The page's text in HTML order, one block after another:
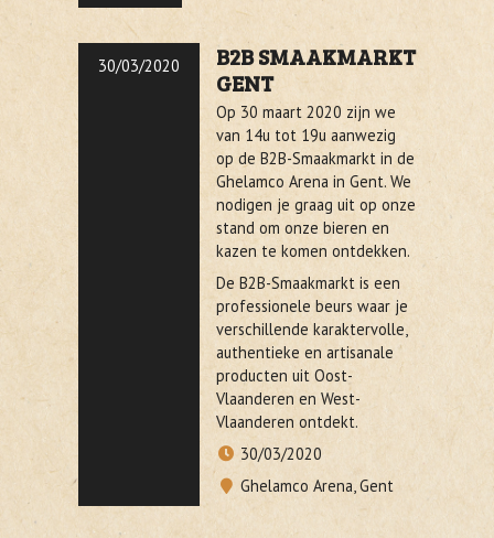
30/03/2020
B2B SMAAKMARKT
GENT
Op 30 maart 2020 zijn we
van 14u tot 19u aanwezig
op de B2B-Smaakmarkt in de
Ghelamco Arena in Gent. We
nodigen je graag uit op onze
stand om onze bieren en
kazen te komen ontdekken.
De B2B-Smaakmarkt is een
professionele beurs waar je
verschillende karaktervolle,
authentieke en artisanale
producten uit Oost-
Vlaanderen en West-
Vlaanderen ontdekt.
30/03/2020
Ghelamco Arena, Gent